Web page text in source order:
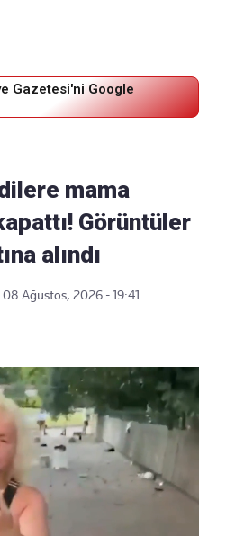
Gazetesi'ni Google
mama
Görüntüler
alındı
08 Ağustos, 2026 - 19:41